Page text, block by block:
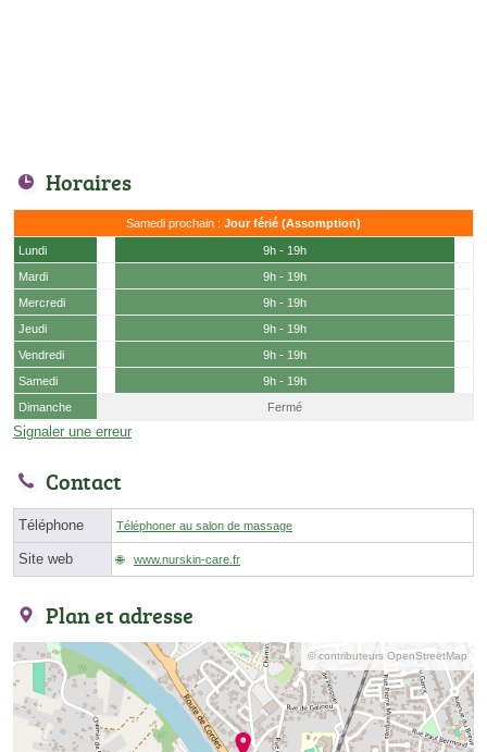
Horaires
Samedi prochain : Jour férié (Assomption)
Lundi
9h - 19h
Mardi
9h - 19h
Mercredi
9h - 19h
Jeudi
9h - 19h
Vendredi
9h - 19h
Samedi
9h - 19h
Dimanche
Fermé
Signaler une erreur
Contact
Téléphone Téléphoner au salon de massage
Site web www.nurskin-care.fr
Plan et adresse
© contributeurs OpenStreetMap